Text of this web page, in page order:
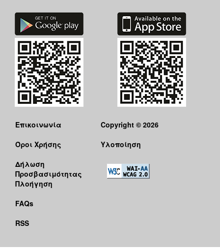
Επικοινωνία
Όροι Χρήσης
Δήλωση
Προσβασιμότητας
Πλοήγηση
FAQs
RSS
Copyright © 2026
Υλοποίηση